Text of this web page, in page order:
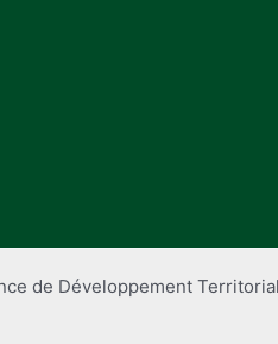
de Développement